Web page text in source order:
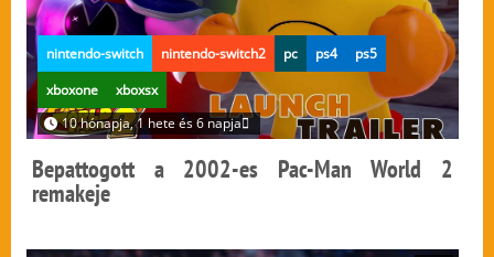
nintendo-switch nintendo-switch2 pc ps4
ps5
xboxone
xboxsx
10 hónapja, 1 hete és 6 napja
Bepattogott a 2002-es Pac-Man World 2
remakeje